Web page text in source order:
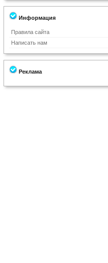
Информация
Правила сайта
Написать нам
Реклама